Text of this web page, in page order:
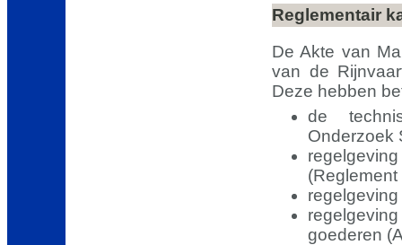
Reglementair
De Akte van
van de
Deze hebben
de
Onderzoek
goederen